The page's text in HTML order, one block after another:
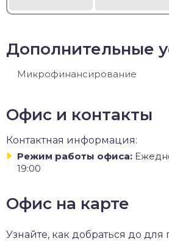
Дополнительные
Микрофинансирование
Офис и контакты
Контактная информация:
Режим работы офиса:
19:00
Офис на карте
Узнайте, как добраться до для